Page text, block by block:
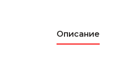
Описание